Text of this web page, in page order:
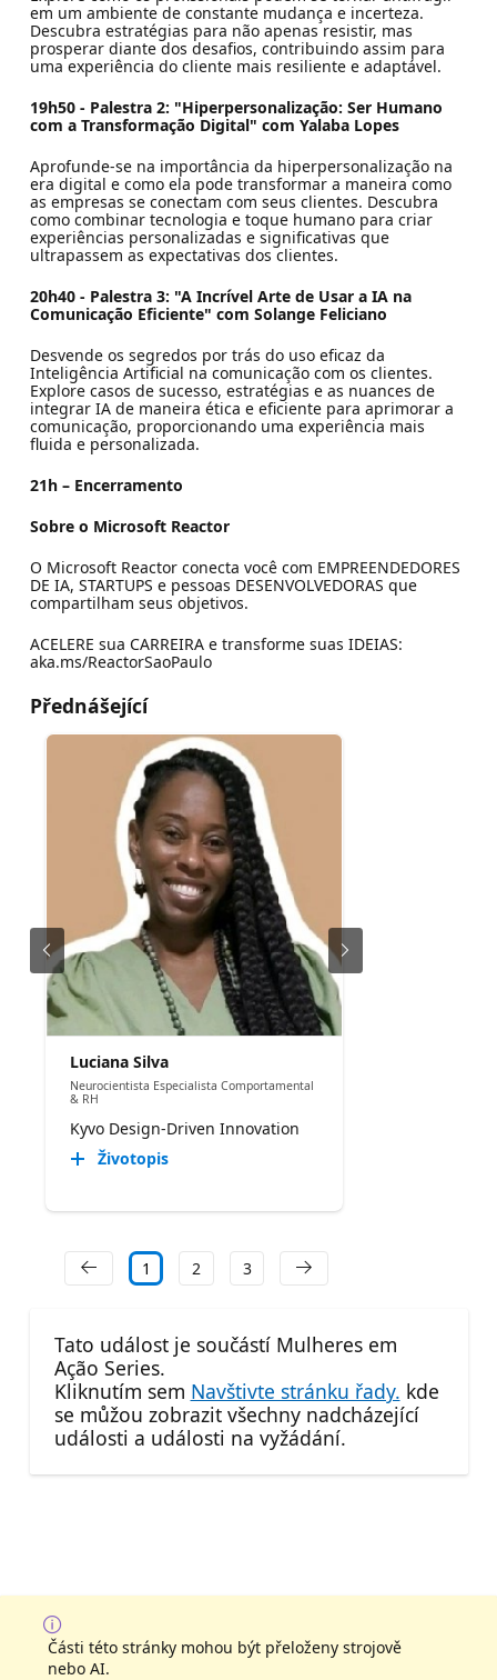
em um ambiente de constante mudança e incerteza.
Descubra estratégias para não apenas resistir, mas
prosperar diante dos desafios, contribuindo assim para
uma experiência do cliente mais resiliente e adaptável.
19h50 - Palestra 2: "Hiperpersonalização: Ser Humano
com a Transformação Digital" com Yalaba Lopes
Aprofunde-se na importância da hiperpersonalização na
era digital e como ela pode transformar a maneira como
as empresas se conectam com seus clientes. Descubra
como combinar tecnologia e toque humano para criar
experiências personalizadas e significativas que
ultrapassem as expectativas dos clientes.
20h40 - Palestra 3: "A Incrível Arte de Usar a IA na
Comunicação Eficiente" com Solange Feliciano
Desvende os segredos por trás do uso eficaz da
Inteligência Artificial na comunicação com os clientes.
Explore casos de sucesso, estratégias e as nuances de
integrar IA de maneira ética e eficiente para aprimorar a
comunicação, proporcionando uma experiência mais
fluida e personalizada.
21h – Encerramento
Sobre o Microsoft Reactor
O Microsoft Reactor conecta você com EMPREENDEDORES
DE IA, STARTUPS e pessoas DESENVOLVEDORAS que
compartilham seus objetivos.
ACELERE sua CARREIRA e transforme suas IDEIAS:
aka.ms/ReactorSaoPaulo
Přednášející
Luciana Silva
Neurocientista Especialista Comportamental
& RH
Kyvo Design-Driven Innovation
Životopis
1 2 3
Tato událost je součástí Mulheres em
Ação Series.
Kliknutím sem Navštivte stránku řady. kde
se můžou zobrazit všechny nadcházející
události a události na vyžádání.
Části této stránky mohou být přeloženy strojově
nebo AI.